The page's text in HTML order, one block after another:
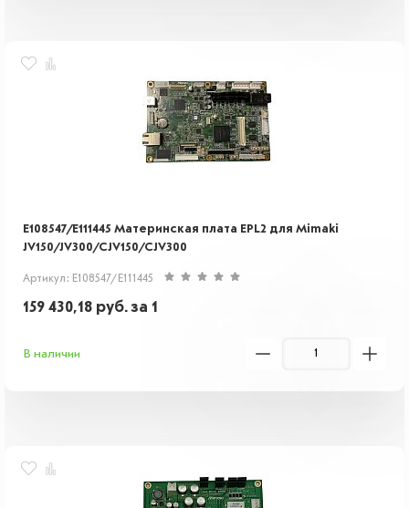
E108547/E111445 Материнская плата EPL2 для Mimaki
JV150/JV300/CJV150/CJV300
Артикул: E108547/E111445
159 430,18 руб.за 1
В наличии